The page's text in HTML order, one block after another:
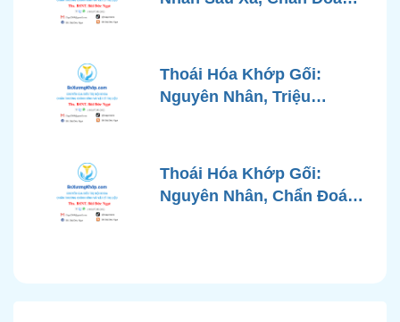
Góc Nhìn Bác Sĩ Xương
Khớp
Thoái Hóa Khớp Gối:
Nguyên Nhân, Triệu
Chuẩn Y Khoa
Thoái Hóa Khớp Gối:
Nguyên Nhân, Chẩn Đoán